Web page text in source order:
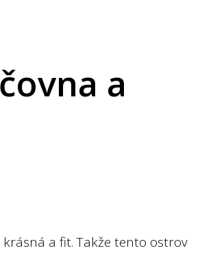
a
a fit. Takže tento ostrov